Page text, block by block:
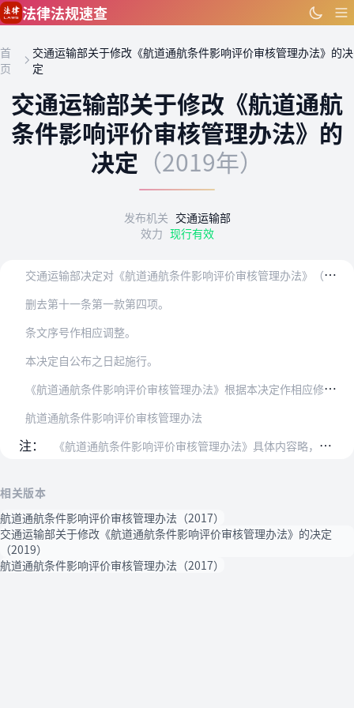
跳到主要内容
法律法规速查
首
页
交通运输部关于修改《航道通航条件影响评价审核管理办法》的决
定
交通运输部关于修改《航道通航
条件影响评价审核管理办法》的
决定 （2019年）
发布机关 交通运输部
效力 现行有效
交
通运输部决定对《航道通航条件影响评价审核管理办法》（交通运输部令2017年第1号）作出如下修改：
删去第十一条第一款第四项。
条文序号作相应调整。
本决定自公布之日起施行。
《
航道通航条件影响评价审核管理办法》根据本决定作相应修正，重新发布。
航道通航条件影响评价审核管理办法
注： 《航道通航条件影响评价审核管理办法》具体内容略，详情请登录交通运输部网站。
相关版本
航道通航条件影响评价审核管理办法（2017）
交通运输部关于修改《航道通航条件影响评价审核管理办法》的决定
（2019）
航道通航条件影响评价审核管理办法（2017）